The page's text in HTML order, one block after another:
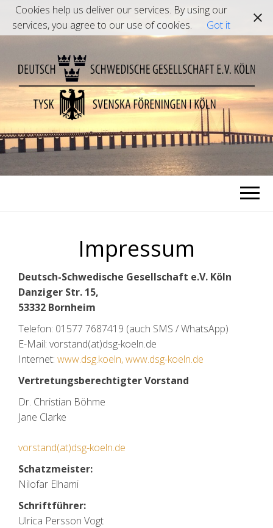
Welkomna till DSG Köln
Impressum
Deutsch-Schwedische Gesellschaft e.V. Köln
Danziger Str. 15,
53332 Bornheim
Telefon: 01577 7687419 (auch SMS / WhatsApp)
E-Mail: vorstand(at)dsg-koeln.de
Internet: www.dsg.koeln, www.dsg-koeln.de
Vertretungsberechtigter Vorstand
Dr. Christian Böhme
Jane Clarke
vorstand(at)dsg-koeln.de
Schatzmeister:
Nilofar Elhami
Schriftführer:
Ulrica Persson Vogt
Cookies help us deliver our services. By using our
services, you agree to our use of cookies.
Got it